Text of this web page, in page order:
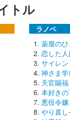
トル
ラノベ
薬屋のひ
恋した人
サイレ
神さま
天官賜福
本好き
悪役令
やり直